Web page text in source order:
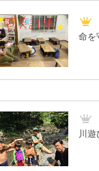
命を
川遊